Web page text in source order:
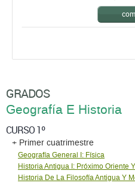
GRADOS
Geografía E Historia
CURSO 1º
+ Primer cuatrimestre
Geografía General I: Física
Historia Antigua I: Próximo Oriente
Historia De La Filosofía Antigua Y